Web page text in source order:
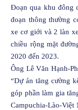
Đoạn qua khu đông
đoạn thông thường
xe cơ giới và 2 làn
chiều rộng mặt
2020 đến 2023.
Ông Lê Văn Hạnh-
“Dự án tăng cường
góp phần làm gia
Campuchia-Lào-Việt